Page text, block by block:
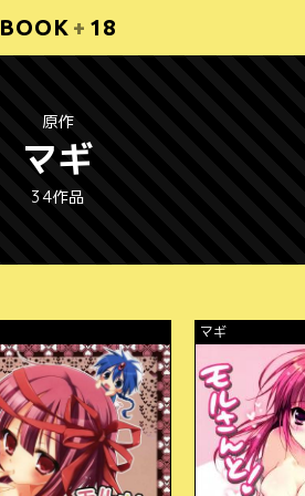
BOOK + 18
原作
マギ
34作品
マギ